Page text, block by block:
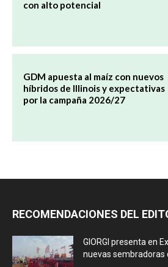
con alto potencial
GDM apuesta al maíz con nuevos
híbridos de Illinois y expectativas
por la campaña 2026/27
RECOMENDACIONES DEL
GIORGI presenta en
nuevas sembradoras